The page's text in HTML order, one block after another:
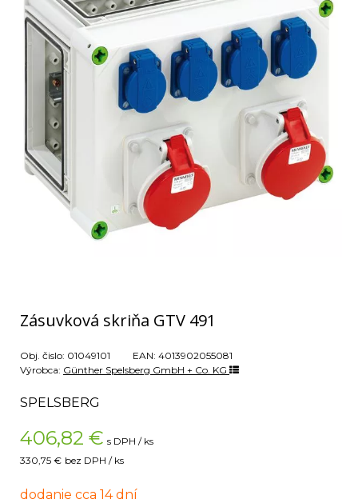
Zásuvková skriňa GTV 491
Obj. čislo: 01049101 EAN: 4013902055081
Výrobca: Günther Spelsberg GmbH + Co. KG
SPELSBERG
406,82 € s DPH / ks
330,75 € bez DPH / ks
dodanie cca 14 dní